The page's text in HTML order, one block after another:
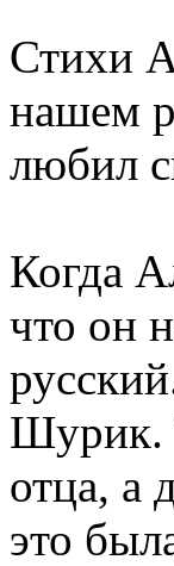
Стихи
нашем
любил
Когда
что он
Шурик.
отца, а
это